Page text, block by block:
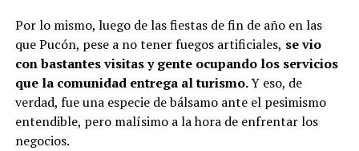
Por lo mismo, luego de las fiestas de fin de año en las
que Pucón, pese a no tener fuegos artificiales, se vio
con bastantes visitas y gente ocupando los servicios
que la comunidad entrega al turismo.Y eso, de
verdad, fue una especie de bálsamo ante el pesimismo
entendible, pero malísimo a la hora de enfrentar los
negocios.